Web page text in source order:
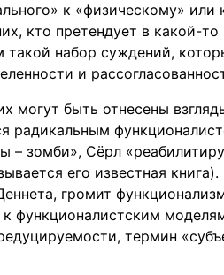
к «физическому»
кто претендует в какой-
такой набор суждений,
и
могут быть отнесены
радикальным
– зомби», Сёрл
его известная
громит
функционалистским
термин